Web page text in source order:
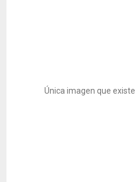
Única imagen que